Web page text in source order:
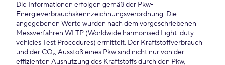
Die Informationen erfolgen gemäß der Pkw-
Energieverbrauchskennzeichnungsverordnung. Die
angegebenen Werte wurden nach dem vorgeschriebenen
Messverfahren WLTP (Worldwide harmonised Light-duty
vehicles Test Procedures) ermittelt. Der Kraftstoffverbrauch
und der CO₂, Ausstoß eines Pkw sind nicht nur von der
effizienten Ausnutzung des Kraftstoffs durch den Pkw,